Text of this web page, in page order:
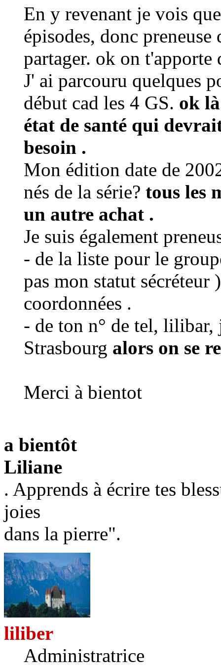
En y revenant je vois
épisodes, donc
partager. ok on
J' ai parcouru quelques
début cad les 4 GS. ok
état de santé qui
besoin .
Mon édition date de
nés de la série? tous les
un autre achat .
Je suis également
- de la liste pour le
pas mon statut sécréteur
coordonnées .
- de ton n° de tel, lilibar,
Strasbourg alors on se
Merci à bientot
a bientôt
Liliane
. Apprends à écrire tes
joies
dans la pierre".
liliber
Administratrice